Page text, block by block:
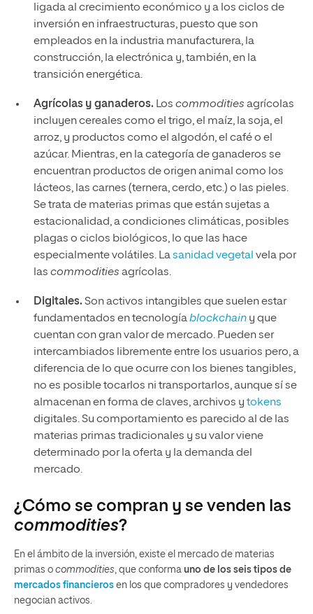
ligada al crecimiento económico y a los ciclos de
inversión en infraestructuras, puesto que son
empleados en la industria manufacturera, la
construcción, la electrónica y, también, en la
transición energética.
Agrícolas y ganaderos. Los commodities agrícolas
incluyen cereales como el trigo, el maíz, la soja, el
arroz, y productos como el algodón, el café o el
azúcar. Mientras, en la categoría de ganaderos se
encuentran productos de origen animal como los
lácteos, las carnes (ternera, cerdo, etc.) o las pieles.
Se trata de materias primas que están sujetas a
estacionalidad, a condiciones climáticas, posibles
plagas o ciclos biológicos, lo que las hace
especialmente volátiles. Lasanidad vegetal vela por
las commodities agrícolas.
Digitales. Son activos intangibles que suelen estar
fundamentados en tecnologíablockchainy que
cuentan con gran valor de mercado. Pueden ser
intercambiados libremente entre los usuarios pero, a
diferencia de lo que ocurre con los bienes tangibles,
no es posible tocarlos ni transportarlos, aunque sí se
almacenan en forma de claves, archivos y tokens
digitales. Su comportamiento es parecido al de las
materias primas tradicionales y su valor viene
determinado por la oferta y la demanda del
mercado.
¿Cómo se compran y se venden las
commodities?
En el ámbito de la inversión, existe el mercado de materias
primas o commodities, que conforma uno de los seis tipos de
mercados financieros en los que compradores y vendedores
negocian activos.